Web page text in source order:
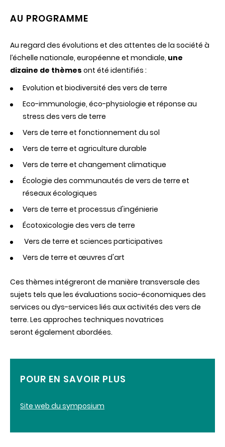
des
AU PROGRAMME
Au regard des évolutions et des attentes de la société à
l’échelle nationale, européenne et mondiale, une
dizaine de thèmes ont été identifiés :
Evolution et biodiversité des vers de terre
Eco-immunologie, éco-physiologie et réponse au
stress des vers de terre
Vers de terre et fonctionnement du sol
Vers de terre et agriculture durable
Vers de terre et changement climatique
Écologie des communautés de vers de terre et
réseaux écologiques
Vers de terre et processus d'ingénierie
Écotoxicologie des vers de terre
Vers de terre et sciences participatives
Vers de terre et œuvres d'art
Ces thèmes intégreront de manière transversale des
sujets tels que les évaluations socio-économiques des
services ou dys-services liés aux activités des vers de
terre. Les approches techniques novatrices
seront également abordées.
POUR EN SAVOIR PLUS
Site web du symposium